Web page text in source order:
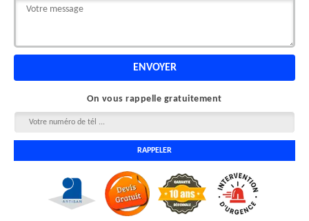
On vous rappelle gratuitement